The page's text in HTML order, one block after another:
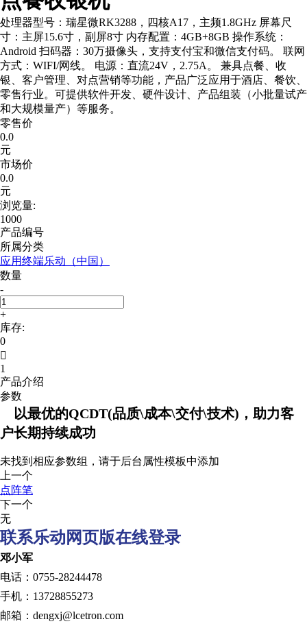
处理器型号：瑞星微RK3288，四核A17，主频1.8GHz 屏幕尺
寸：主屏15.6寸，副屏8寸 内存配置：4GB+8GB 操作系统：
Android 扫码器：30万摄像头，支持支付宝和微信支付码。 联网
方式：WIFI/网线。 电源：直流24V，2.75A。 兼具点餐、收
银、客户管理、对点营销等功能，产品广泛应用于酒店、餐饮、
零售行业。可提供软件开发、硬件设计、产品组装（小批量试产
和大规模量产）等服务。
零售价
0.0
元
市场价
0.0
元
浏览量:
1000
产品编号
所属分类
应用终端乐动（中国）
数量
-
+
库存:
0

1
产品介绍
参数
以最优的QCDT(品质\成本\交付\技术)，助力客
户长期持续成功
未找到相应参数组，请于后台属性模板中添加
上一个
点阵笔
下一个
无
联系乐动网页版在线登录
邓小军
电话：0755-28244478
手机：13728855273
邮箱：dengxj@lcetron.com